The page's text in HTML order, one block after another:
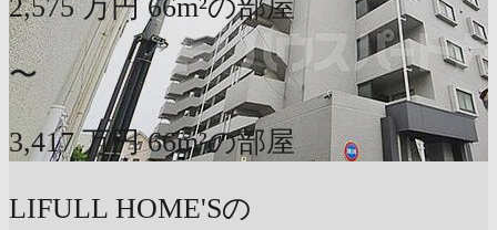
2,575 万円 66m²の部屋
〜
3,417 万円 66m²の部屋
LIFULL HOME'Sの